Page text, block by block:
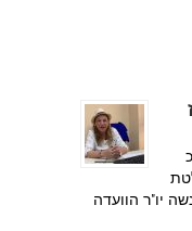
יו"ר הוועדה